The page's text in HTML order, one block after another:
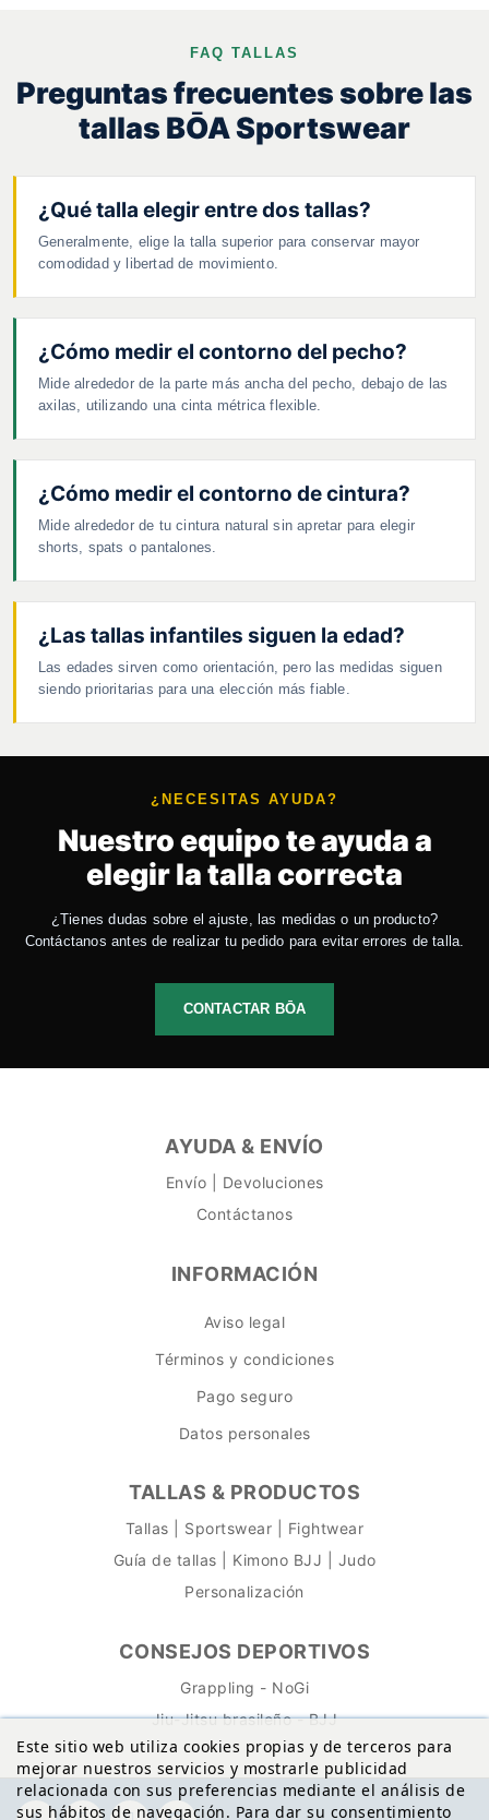
FAQ TALLAS
Preguntas frecuentes sobre las
tallas BŌA Sportswear
¿Qué talla elegir entre dos tallas?
Generalmente, elige la talla superior para conservar mayor
comodidad y libertad de movimiento.
¿Cómo medir el contorno del pecho?
Mide alrededor de la parte más ancha del pecho, debajo de las
axilas, utilizando una cinta métrica flexible.
¿Cómo medir el contorno de cintura?
Mide alrededor de tu cintura natural sin apretar para elegir
shorts, spats o pantalones.
¿Las tallas infantiles siguen la edad?
Las edades sirven como orientación, pero las medidas siguen
siendo prioritarias para una elección más fiable.
¿NECESITAS AYUDA?
Nuestro equipo te ayuda a
elegir la talla correcta
¿Tienes dudas sobre el ajuste, las medidas o un producto?
Contáctanos antes de realizar tu pedido para evitar errores de talla.
CONTACTAR BŌA
AYUDA & ENVÍO
Envío | Devoluciones
Contáctanos
INFORMACIÓN
Aviso legal
Términos y condiciones
Pago seguro
Datos personales
TALLAS & PRODUCTOS
Tallas | Sportswear | Fightwear
Guía de tallas | Kimono BJJ | Judo
Personalización
CONSEJOS DEPORTIVOS
Grappling - NoGi
Jiu-Jitsu brasileño - BJJ
Este sitio web utiliza cookies propias y de terceros para
mejorar nuestros servicios y mostrarle publicidad
relacionada con sus preferencias mediante el análisis de
sus hábitos de navegación. Para dar su consentimiento